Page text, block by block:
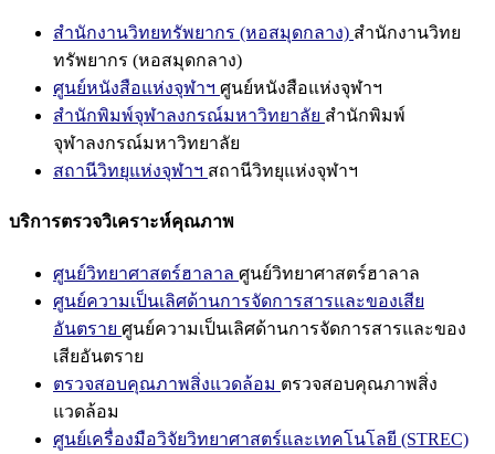
สำนักงานวิทยทรัพยากร (หอสมุดกลาง) สำนักงานวิทย
ทรัพยากร (หอสมุดกลาง)
ศูนย์หนังสือแห่งจุฬาฯ ศูนย์หนังสือแห่งจุฬาฯ
สำนักพิมพ์จุฬาลงกรณ์มหาวิทยาลัย สำนักพิมพ์
จุฬาลงกรณ์มหาวิทยาลัย
สถานีวิทยุแห่งจุฬาฯ สถานีวิทยุแห่งจุฬาฯ
บริการตรวจวิเคราะห์คุณภาพ
ศูนย์วิทยาศาสตร์ฮาลาล ศูนย์วิทยาศาสตร์ฮาลาล
ศูนย์ความเป็นเลิศด้านการจัดการสารและของเสีย
อันตราย ศูนย์ความเป็นเลิศด้านการจัดการสารและของ
เสียอันตราย
ตรวจสอบคุณภาพสิ่งแวดล้อม ตรวจสอบคุณภาพสิ่ง
แวดล้อม
ศูนย์เครื่องมือวิจัยวิทยาศาสตร์และเทคโนโลยี (STREC)